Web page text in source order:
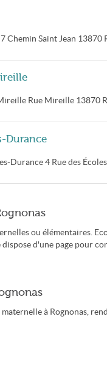
7 Chemin Saint Jean 13870
Rue Mireille 13870
Durance
Durance 4 Rue des Écoles
ou élémentaires.
d'une page pour
à Rognonas,